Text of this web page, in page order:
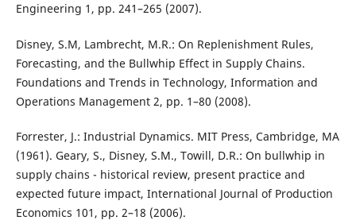
Engineering 1, pp. 241–265 (2007).
Disney, S.M, Lambrecht, M.R.: On Replenishment Rules,
Forecasting, and the Bullwhip Effect in Supply Chains.
Foundations and Trends in Technology, Information and
Operations Management 2, pp. 1–80 (2008).
Forrester, J.: Industrial Dynamics. MIT Press, Cambridge, MA
(1961). Geary, S., Disney, S.M., Towill, D.R.: On bullwhip in
supply chains - historical review, present practice and
expected future impact, International Journal of Production
Economics 101, pp. 2–18 (2006).